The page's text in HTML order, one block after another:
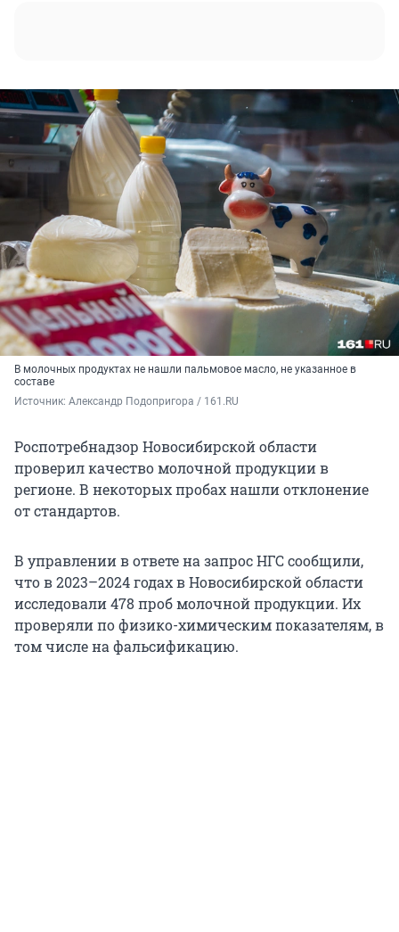
В молочных продуктах не нашли пальмовое масло, не указанное в
составе
Источник: Александр Подопригора / 161.RU
Роспотребнадзор Новосибирской области
проверил качество молочной продукции в
регионе. В некоторых пробах нашли отклонение
от стандартов.
В управлении в ответе на запрос НГС сообщили,
что в 2023–2024 годах в Новосибирской области
исследовали 478 проб молочной продукции. Их
проверяли по физико-химическим показателям, в
том числе на фальсификацию.